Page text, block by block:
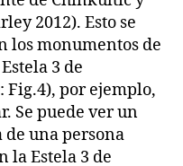
2012). Esto se
los monumentos de
3 de
Fig.4), por ejemplo,
Se puede ver un
una persona
la Estela 3 de